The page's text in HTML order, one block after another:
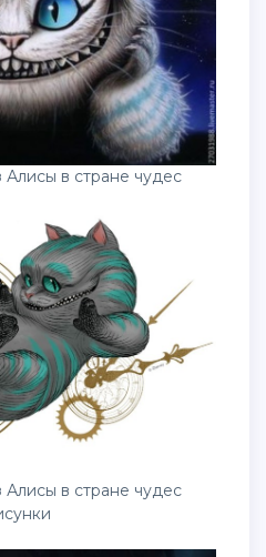
в стране чудес
в стране чудес